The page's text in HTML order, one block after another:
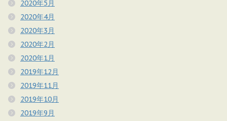
2020年5月
2020年4月
2020年3月
2020年2月
2020年1月
2019年12月
2019年11月
2019年10月
2019年9月